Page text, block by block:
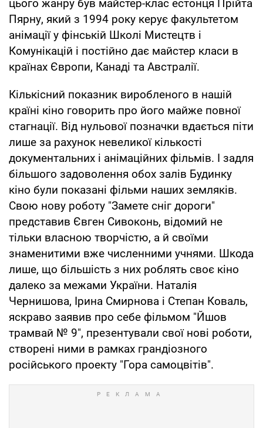
цього жанру був майстер-клас естонця Прійта
Пярну, який з 1994 року керує факультетом
анімації у фінській Школі Мистецтв і
Комунікацій і постійно дає майстер класи в
країнах Європи, Канаді та Австралії.
Кількісний показник виробленого в нашій
країні кіно говорить про його майже повної
стагнації. Від нульової позначки вдається піти
лише за рахунок невеликої кількості
документальних і анімаційних фільмів. І задля
більшого задоволення обох залів Будинку
кіно були показані фільми наших земляків.
Свою нову роботу "Замете сніг дороги"
представив Євген Сивоконь, відомий не
тільки власною творчістю, а й своїми
знаменитими вже численними учнями. Шкода
лише, що більшість з них роблять своє кіно
далеко за межами України. Наталія
Чернишова, Ірина Смирнова і Степан Коваль,
яскраво заявив про себе фільмом "Йшов
трамвай № 9", презентували свої нові роботи,
створені ними в рамках грандіозного
російського проекту "Гора самоцвітів".